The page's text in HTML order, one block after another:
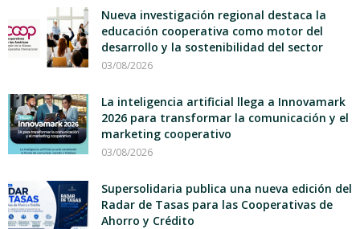
Nueva investigación regional destaca la
educación cooperativa como motor del
desarrollo y la sostenibilidad del sector
03/08/2026
La inteligencia artificial llega a Innovamark
2026 para transformar la comunicación y el
marketing cooperativo
03/08/2026
Supersolidaria publica una nueva edición del
Radar de Tasas para las Cooperativas de
Ahorro y Crédito